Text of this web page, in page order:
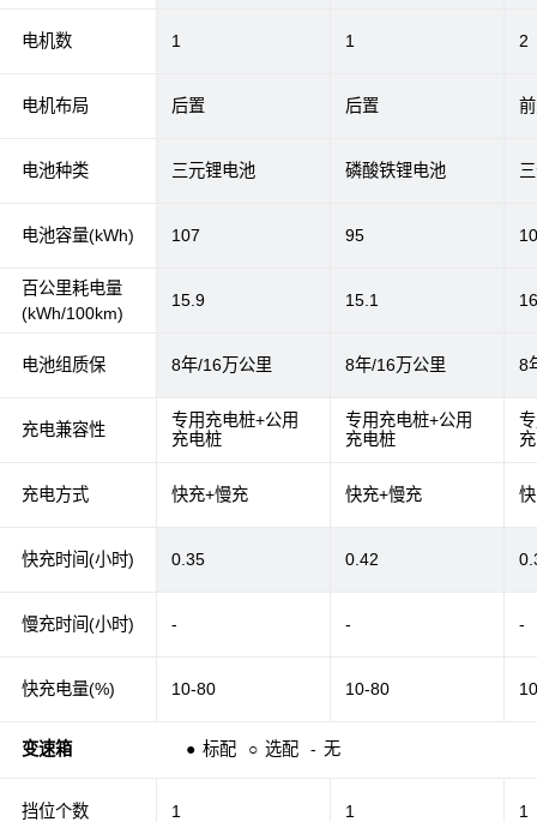
电机数
电机布局
电池种类
电池容量(kWh)
百公里耗电量
(kWh/100km)
电池组质保
充电兼容性
充电方式
快充时间(小时)
慢充时间(小时)
快充电量(%)
变速箱 ● 标配 ○ 选配 - 无
挡位个数
1 1 2
后置 后置
三元锂电池 磷酸铁锂电池
107 95
15.9 15.1
8年/16万公里 8年/16万公里 8
专用充电桩+公用
充电桩
专用充电桩+公用
充电桩
快充+慢充 快充+慢充
0.35 0.42
- - -
10-80 10-80
1 1 1